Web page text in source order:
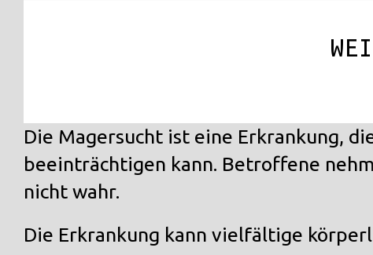
Die Magersucht ist eine Erkrankung,
beeinträchtigen kann. Betroffene
nicht wahr.
Die Erkrankung kann vielfältige